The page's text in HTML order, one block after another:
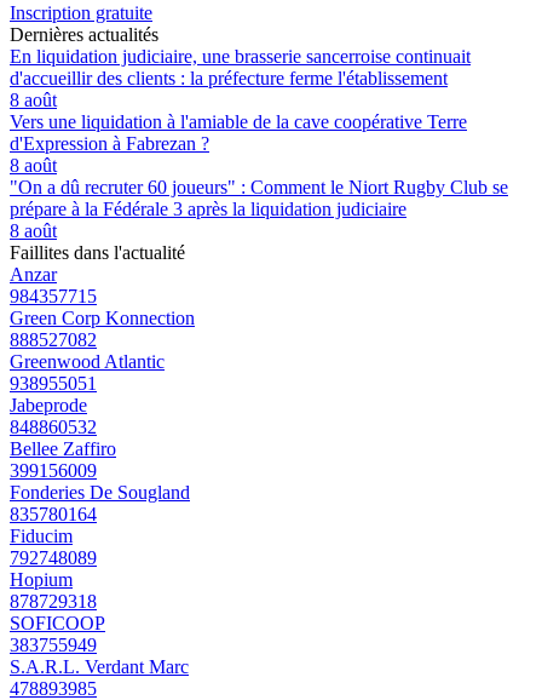
Inscription gratuite
Dernières actualités
En liquidation judiciaire, une brasserie sancerroise continuait
d'accueillir des clients : la préfecture ferme l'établissement
8 août
Vers une liquidation à l'amiable de la cave coopérative Terre
d'Expression à Fabrezan ?
8 août
"On a dû recruter 60 joueurs" : Comment le Niort Rugby Club se
prépare à la Fédérale 3 après la liquidation judiciaire
8 août
Faillites dans l'actualité
Anzar
984357715
Green Corp Konnection
888527082
Greenwood Atlantic
938955051
Jabeprode
848860532
Bellee Zaffiro
399156009
Fonderies De Sougland
835780164
Fiducim
792748089
Hopium
878729318
SOFICOOP
383755949
S.A.R.L. Verdant Marc
478893985